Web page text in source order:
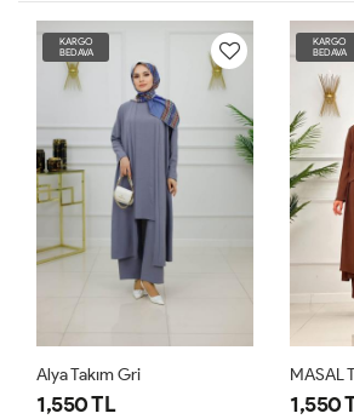
KARGO
BEDAVA
1,550 TL
KARGO
BEDAVA
Alya
1,550